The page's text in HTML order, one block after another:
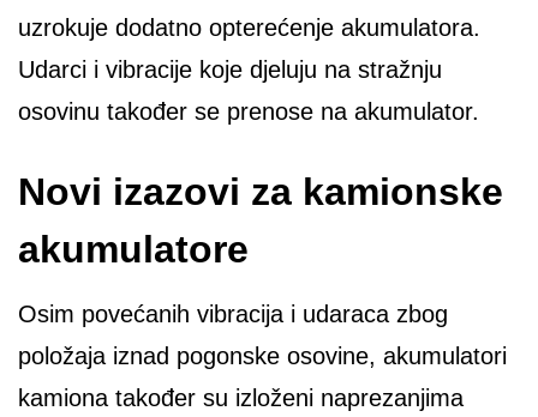
uzrokuje dodatno opterećenje akumulatora.
Udarci i vibracije koje djeluju na stražnju
osovinu također se prenose na akumulator.
Novi izazovi za kamionske
akumulatore
Osim povećanih vibracija i udaraca zbog
položaja iznad pogonske osovine, akumulatori
kamiona također su izloženi naprezanjima